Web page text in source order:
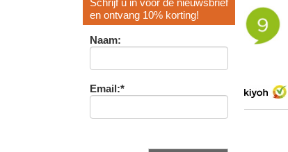
Schrijf u in voor de nieuwsbrief
en ontvang 10% korting!
Naam:
Email:*